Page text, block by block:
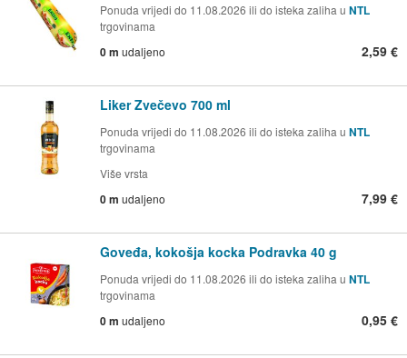
Ponuda vrijedi do 11.08.2026 ili do isteka zaliha u NTL
trgovinama
0 m udaljeno 2,59 €
Liker Zvečevo 700 ml
Ponuda vrijedi do 11.08.2026 ili do isteka zaliha u NTL
trgovinama
Više vrsta
0 m udaljeno 7,99 €
Goveđa, kokošja kocka Podravka 40 g
Ponuda vrijedi do 11.08.2026 ili do isteka zaliha u NTL
trgovinama
0 m udaljeno 0,95 €